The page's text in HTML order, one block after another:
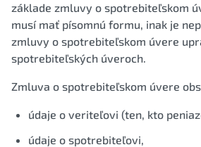
základe zmluvy o spotrebiteľskom
musí mať písomnú formu, inak je
zmluvy o spotrebiteľskom úvere
spotrebiteľských úveroch.
Zmluva o spotrebiteľskom úvere
údaje o veriteľovi (ten, kto
údaje o spotrebiteľovi,